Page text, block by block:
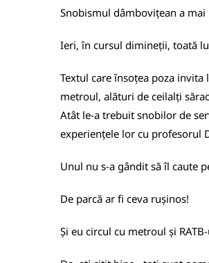
Snobismul dâmbovițean a
Ieri, în cursul dimineții, toată
Textul care însoțea poza
metroul, alături de ceilalți
Atât le-a trebuit snobilor de
experiențele lor cu profesorul
Unul nu s-a gândit să îl caute
De parcă ar fi ceva rușinos!
Și eu circul cu metroul și